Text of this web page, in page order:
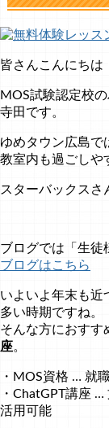
皆さんこんにちは
MOS試験認定校
寺田です。
ゆめタウン広島で
教室内も過ごしや
スターバックスさ
ブログでは「生徒
ブログはこちら
いよいよ年末も近
多い時期ですね。
そんな方におすす
座。
・MOS資格 … 就
・ChatGPT講座
活用可能